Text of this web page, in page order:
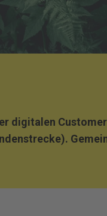
digitalen